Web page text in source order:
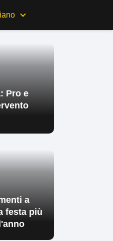
Pro e
a
festa più